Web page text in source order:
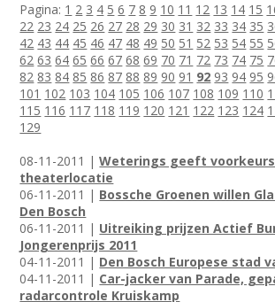
Pagina: 1 2 3 4 5 6 7 8 9 10 11 12 13 14 15
22 23 24 25 26 27 28 29 30 31 32 33 34 35
42 43 44 45 46 47 48 49 50 51 52 53 54 55
62 63 64 65 66 67 68 69 70 71 72 73 74 75
82 83 84 85 86 87 88 89 90 91 92 93 94 95
101 102 103 104 105 106 107 108 109 110
115 116 117 118 119 120 121 122 123 124
129
08-11-2011 |Weterings geeft
theaterlocatie
06-11-2011 | Bossche Groenen willen
Den Bosch
06-11-2011 | Uitreiking prijzen Actief
Jongerenprijs 2011
04-11-2011 | Den Bosch Europese stad
04-11-2011 | Car-jacker van Parade,
radarcontrole Kruiskamp